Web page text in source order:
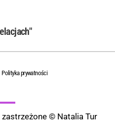
Polityka prywatności
© Natalia Tur